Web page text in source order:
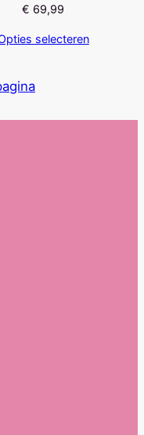
€ 69,99
selecteren